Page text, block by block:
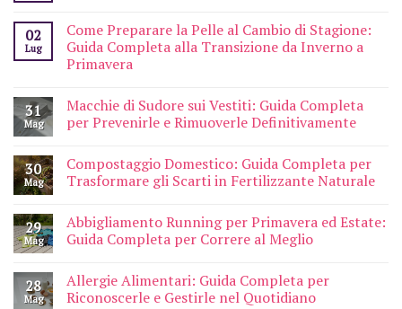
02
Lug
Come Preparare la Pelle al Cambio di Stagione:
Guida Completa alla Transizione da Inverno a
Primavera
31
Mag
Macchie di Sudore sui Vestiti: Guida Completa
per Prevenirle e Rimuoverle Definitivamente
30
Mag
Compostaggio Domestico: Guida Completa per
Trasformare gli Scarti in Fertilizzante Naturale
29
Mag
Abbigliamento Running per Primavera ed Estate:
Guida Completa per Correre al Meglio
28
Mag
Allergie Alimentari: Guida Completa per
Riconoscerle e Gestirle nel Quotidiano